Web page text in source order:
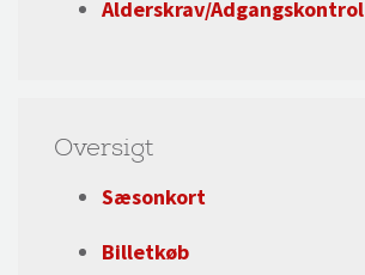
Alderskrav/Adgangskontrol
Oversigt
Sæsonkort
Billetkøb